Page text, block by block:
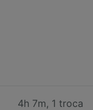
4h 7m, 1 troca